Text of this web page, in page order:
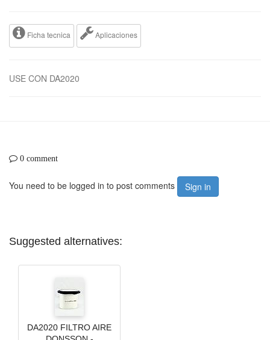
Ficha tecnica Aplicaciones
USE CON DA2020
0 comment
You need to be logged in to post comments Sign in
Suggested alternatives:
DA2020 FILTRO AIRE